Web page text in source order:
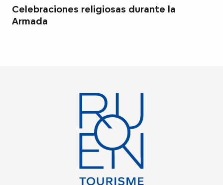
Celebraciones religiosas durante la
Armada